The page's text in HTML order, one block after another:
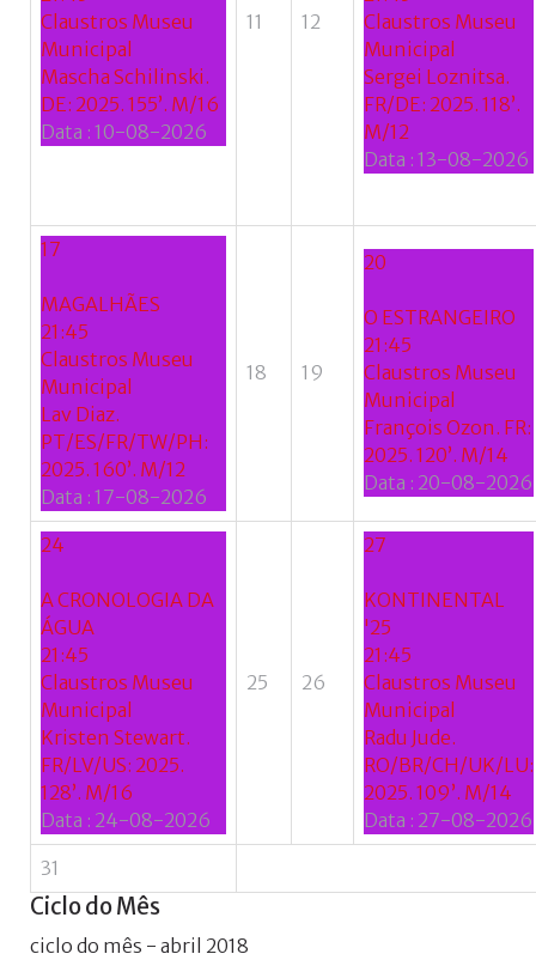
Claustros Museu
Municipal
Mascha Schilinski.
DE: 2025. 155’. M/16
Data : 10-08-2026
11 12
Claustros Museu
Municipal
Sergei Loznitsa.
FR/DE: 2025. 118’.
M/12
Data : 13-08-2026
17
MAGALHÃES
21:45
Claustros Museu
Municipal
Lav Diaz.
PT/ES/FR/TW/PH:
2025. 160’. M/12
Data : 17-08-2026
18 19
20
O ESTRANGEIRO
21:45
Claustros Museu
Municipal
François Ozon. FR:
2025. 120’. M/14
Data : 20-08-2026
24
A CRONOLOGIA DA
ÁGUA
21:45
Claustros Museu
Municipal
Kristen Stewart.
FR/LV/US: 2025.
128’. M/16
Data : 24-08-2026
25 26
27
KONTINENTAL
'25
21:45
Claustros Museu
Municipal
Radu Jude.
RO/BR/CH/UK/LU:
2025. 109’. M/14
Data : 27-08-2026
31
CiclodoMês
ciclo do mês - abril 2018